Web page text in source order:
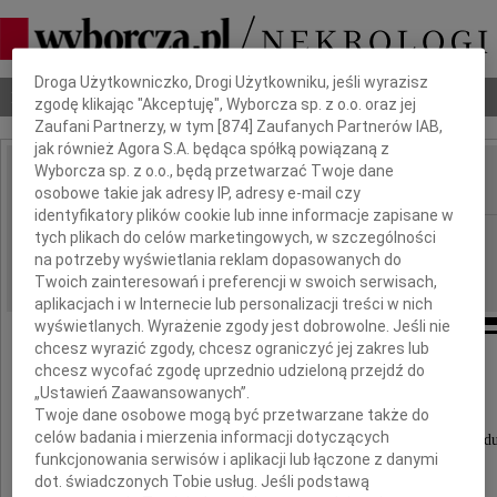
Nekrologi Odeszli Poradnik pogrzebowy
IMIĘ I NAZWISKO:
REGION: Katowice
DATA EMISJI: 31.12.2010
Agnieszce Seweryn
wyrazy głębokiego współczucia i słowa otuchy z
Dbamy o Twoją prywatność
Droga Użytkowniczko, Drogi Użytkowniku, jeśli wyrazisz
zgodę klikając "Akceptuję", Wyborcza sp. z o.o. oraz jej
Zaufani Partnerzy, w tym [874 ] Zaufanych Partnerów IAB,
jak również Agora S.A. będąca spółką powiązaną z
Wyborcza sp. z o.o., będą przetwarzać Twoje dane
osobowe takie jak adresy IP, adresy e-mail czy
identyfikatory plików cookie lub inne informacje zapisane w
tych plikach do celów marketingowych, w szczególności
na potrzeby wyświetlania reklam dopasowanych do
Twoich zainteresowań i preferencji w swoich serwisach,
aplikacjach i w Internecie lub personalizacji treści w nich
wyświetlanych. Wyrażenie zgody jest dobrowolne. Jeśli nie
chcesz wyrazić zgody, chcesz ograniczyć jej zakres lub
chcesz wycofać zgodę uprzednio udzieloną przejdź do
„Ustawień Zaawansowanych”.
Twoje dane osobowe mogą być przetwarzane także do
celów badania i mierzenia informacji dotyczących
funkcjonowania serwisów i aplikacji lub łączone z danymi
dot. świadczonych Tobie usług. Jeśli podstawą